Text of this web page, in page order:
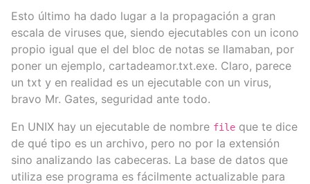
Esto último ha dado lugar a la propagación a gran
escala de viruses que, siendo ejecutables con un icono
propio igual que el del bloc de notas se llamaban, por
poner un ejemplo, cartadeamor.txt.exe. Claro, parece
un txt y en realidad es un ejecutable con un virus,
bravo Mr. Gates, seguridad ante todo.
En UNIX hay un ejecutable de nombre file que te dice
de qué tipo es un archivo, pero no por la extensión
sino analizando las cabeceras. La base de datos que
utiliza ese programa es fácilmente actualizable para